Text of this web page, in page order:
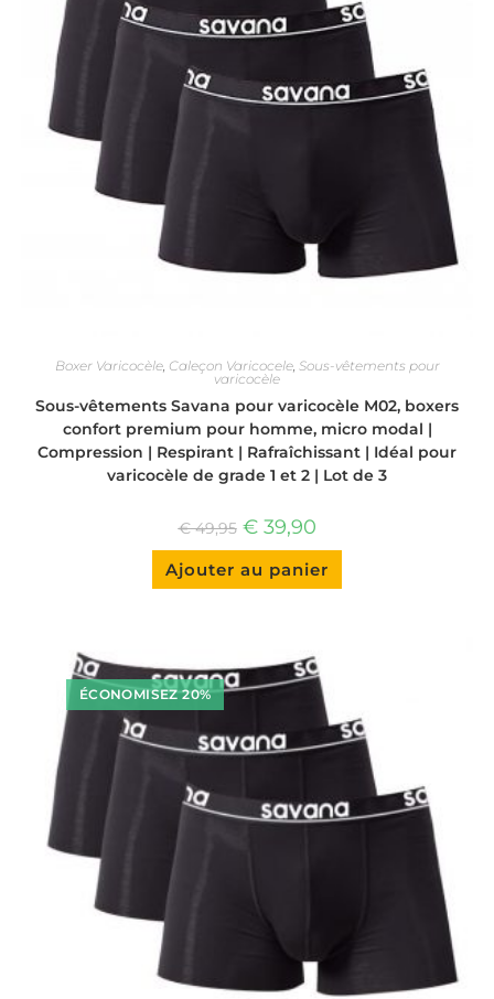
Boxer Varicocèle, Caleçon Varicocele, Sous-vêtements pour
varicocèle
Sous-vêtements Savana pour varicocèle M02, boxers
confort premium pour homme, micro modal |
Compression | Respirant | Rafraîchissant | Idéal pour
varicocèle de grade 1 et 2 | Lot de 3
€49,95 Le
prix
d'origine
était
:
€39,90Le
actuel
est
:
Ajouter au panier
Ce
a
la
page
produit
ÉCONOMISEZ 20%